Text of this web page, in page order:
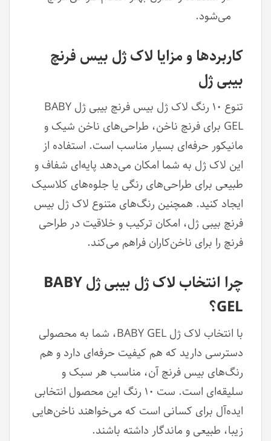
می‌شود.
کاربردها و مزایا لاک ژل بیس فرنچ
بیبی ژل
تنوع ۱۰ رنگ لاک ژل بیس فرنچ بیبی ژل BABY
GEL برای فرنچ ناخن، طراحی‌های ناخن شیک و
مانیکور حرفه‌ای بسیار مناسب است. استفاده از
این لاک ژل به شما امکان می‌دهد پایه‌ای شفاف و
طبیعی برای طراحی‌های رنگی یا جلوه‌های کلاسیک
ایجاد کنید. همچنین رنگ‌های متنوع لاک ژل بیس
فرنچ بیبی ژل، امکان ترکیب و خلاقیت در طراحی
فرنچ را برای ناخن‌کاران فراهم می‌کند.
چرا انتخاب لاک ژل بیبی ژل BABY
GEL؟
با انتخاب لاک ژل BABY GEL، شما به محصولی
دسترسی دارید که هم کیفیت حرفه‌ای دارد و هم
رنگ‌های بیس فرنچ آن، مناسب هر سبک و
سلیقه‌ای است. ست ۱۰ رنگ این محصول انتخابی
ایده‌آل برای کسانی است که می‌خواهند ناخن‌هایی
زیبا، طبیعی و ماندگار داشته باشند.